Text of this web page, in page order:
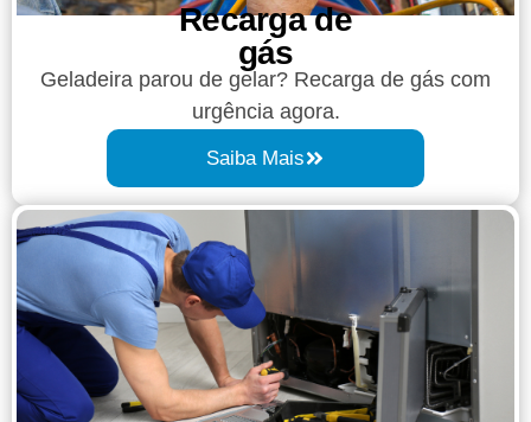
Recarga de
gás
Geladeira parou de gelar? Recarga de gás com
urgência agora.
Saiba Mais